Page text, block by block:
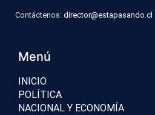
Contáctenos: director@estapasando.cl
Menú
INICIO
POLÍTICA
NACIONAL Y ECONOMÍA